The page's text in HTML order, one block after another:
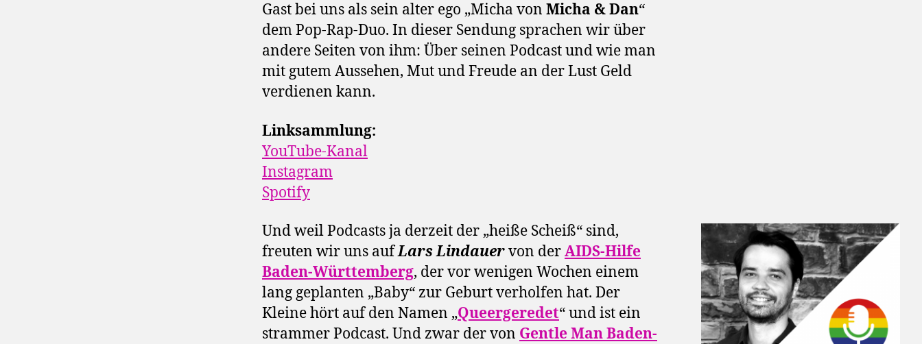
Gast bei uns als sein alter ego „Micha von Micha & Dan“
dem Pop-Rap-Duo. In dieser Sendung sprachen wir über
andere Seiten von ihm: Über seinen Podcast und wie man
mit gutem Aussehen, Mut und Freude an der Lust Geld
verdienen kann.
Linksammlung:
YouTube-Kanal
Instagram
Spotify
Und weil Podcasts ja derzeit der „heiße Scheiß“ sind,
freuten wir uns aufLars Lindauervon derAIDS-Hilfe
Baden-Württemberg, der vor wenigen Wochen einem
lang geplanten „Baby“ zur Geburt verholfen hat. Der
Kleine hört auf den Namen „Queergeredet“ und ist ein
strammer Podcast. Und zwar der von Gentle Man Baden-